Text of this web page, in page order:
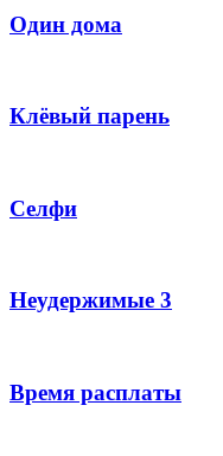
Один дома
Клёвый парень
Селфи
Неудержимые 3
Время расплаты